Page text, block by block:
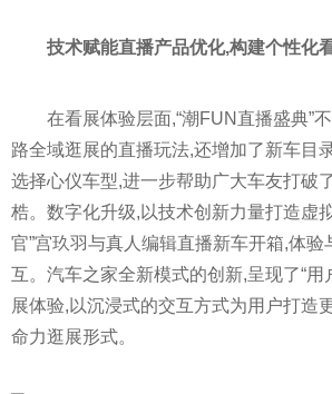
技术赋能直播产品优化,构建个性化
在看展体验层面,“潮FUN直播盛典”
路全域逛展的直播玩法,还增加了新车目
选择心仪车型,进一步帮助广大车友打破
梏。数字化升级,以技术创新力量打造虚
官”宫玖羽与真人编辑直播新车开箱,体验
互。汽车之家全新模式的创新,呈现了“用
展体验,以沉浸式的交互方式为用户打造
命力逛展形式。